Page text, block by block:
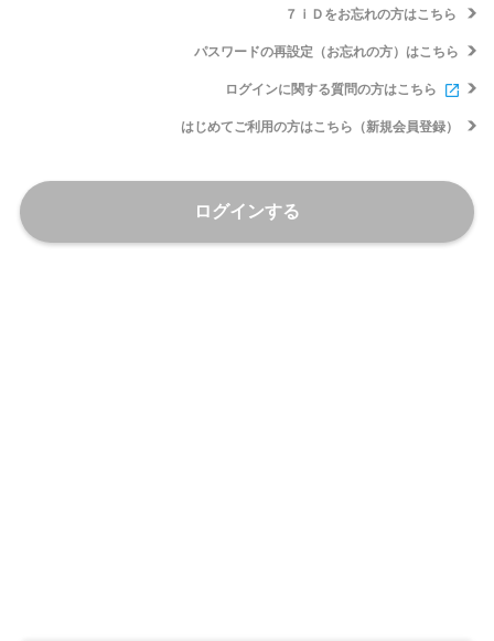
７ｉＤをお忘れの方はこちら
パスワードの再設定（お忘れの方）はこちら
ログインに関する質問の方はこちら
はじめてご利用の方はこちら（新規会員登録）
ログインする